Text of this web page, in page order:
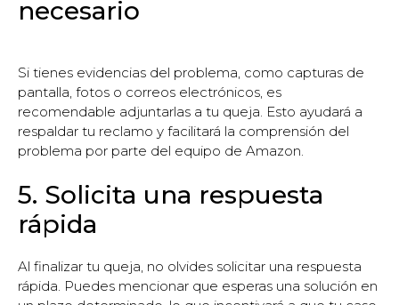
necesario
Si tienes evidencias del problema, como capturas de
pantalla, fotos o correos electrónicos, es
recomendable adjuntarlas a tu queja. Esto ayudará a
respaldar tu reclamo y facilitará la comprensión del
problema por parte del equipo de Amazon.
5. Solicita una respuesta
rápida
Al finalizar tu queja, no olvides solicitar una respuesta
rápida. Puedes mencionar que esperas una solución en